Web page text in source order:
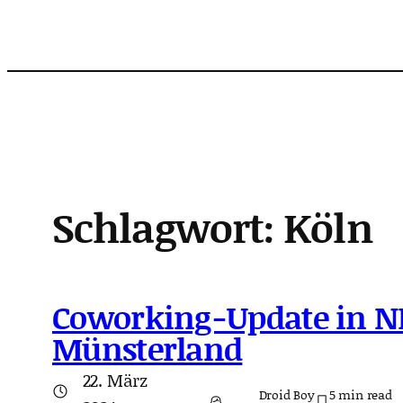
springen
Schlagwort: Köln
Coworking-Update in
Münsterland
22. März
Droid Boy 5min read